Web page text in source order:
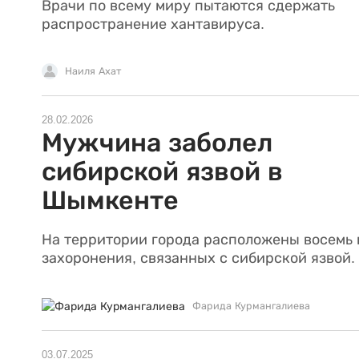
Врачи по всему миру пытаются сдержать
распространение хантавируса.
Наиля Ахат
28.02.2026
Мужчина заболел
сибирской язвой в
Шымкенте
На территории города расположены восемь
захоронения, связанных с сибирской язвой.
Фарида Курмангалиева
03.07.2025